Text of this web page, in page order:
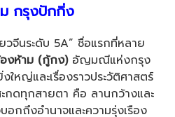
ม กรุงปักกิ่ง
จีนระดับ 5A” ชื่อแรกที่หลาย
งห้าม (กู้กง)อัญมณีแห่งกรุง
หญ่และเรื่องราวประวัติศาสตร์
กดทุกสายตา คือ ลานกว้างและ
อกถึงอำนาจและความรุ่งเรือง